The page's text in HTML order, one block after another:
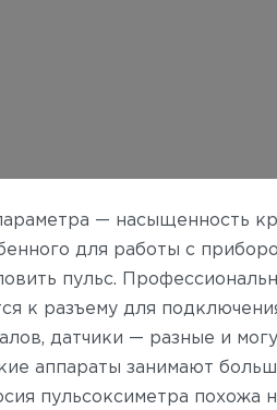
— насыщенность
для работы с
пульс.
к разъему для
датчики — разные и
аппараты занимают
пульсоксиметра похожа